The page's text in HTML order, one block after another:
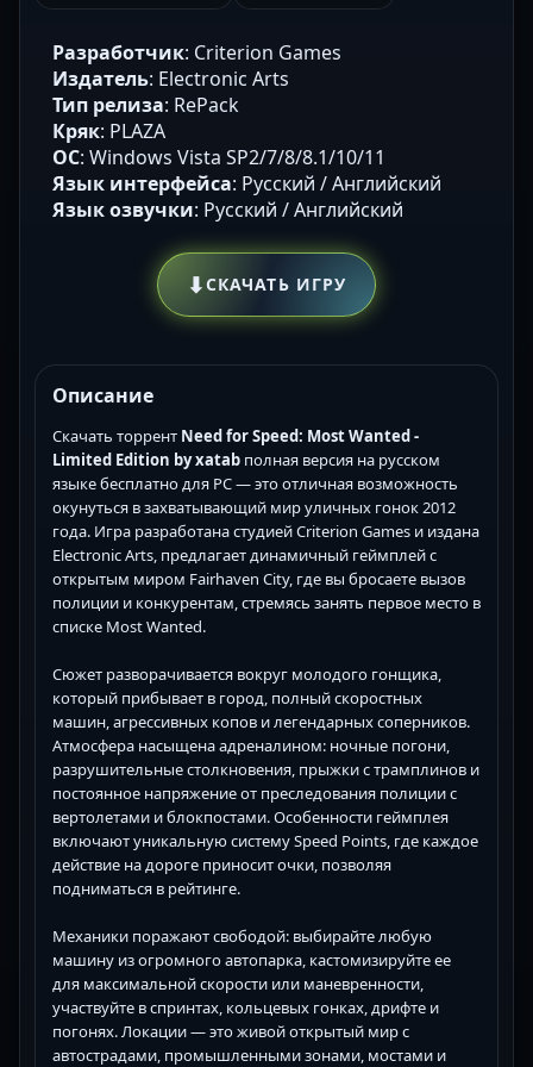
Разработчик: Criterion Games
Издатель: Electronic Arts
Тип релиза: RePack
Кряк: PLAZA
ОС: Windows Vista SP2/7/8/8.1/10/11
Язык интерфейса: Русский / Английский
Язык озвучки: Русский / Английский
⬇СКАЧАТЬ ИГРУ
Описание
Скачать торрент Need for Speed: Most Wanted -
Limited Edition by xatab полная версия на русском
языке бесплатно для PC — это отличная возможность
окунуться в захватывающий мир уличных гонок 2012
года. Игра разработана студией Criterion Games и издана
Electronic Arts, предлагает динамичный геймплей с
открытым миром Fairhaven City, где вы бросаете вызов
полиции и конкурентам, стремясь занять первое место в
списке Most Wanted.
Сюжет разворачивается вокруг молодого гонщика,
который прибывает в город, полный скоростных
машин, агрессивных копов и легендарных соперников.
Атмосфера насыщена адреналином: ночные погони,
разрушительные столкновения, прыжки с трамплинов и
постоянное напряжение от преследования полиции с
вертолетами и блокпостами. Особенности геймплея
включают уникальную систему Speed Points, где каждое
действие на дороге приносит очки, позволяя
подниматься в рейтинге.
Механики поражают свободой: выбирайте любую
машину из огромного автопарка, кастомизируйте ее
для максимальной скорости или маневренности,
участвуйте в спринтах, кольцевых гонках, дрифте и
погонях. Локации — это живой открытый мир с
автострадами, промышленными зонами, мостами и